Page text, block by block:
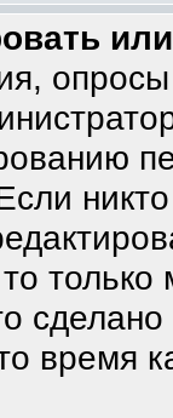
опросы
то
время